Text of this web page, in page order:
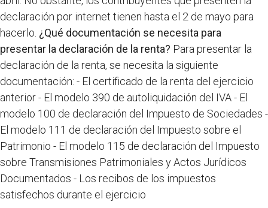
declaración por internet tienen hasta el 2 de mayo para
hacerlo. ¿Qué documentación se necesita para
presentar la declaración de la renta? Para presentar la
declaración de la renta, se necesita la siguiente
documentación: - El certificado de la renta del ejercicio
anterior - El modelo 390 de autoliquidación del IVA - El
modelo 100 de declaración del Impuesto de Sociedades -
El modelo 111 de declaración del Impuesto sobre el
Patrimonio - El modelo 115 de declaración del Impuesto
sobre Transmisiones Patrimoniales y Actos Jurídicos
Documentados - Los recibos de los impuestos
satisfechos durante el ejercicio